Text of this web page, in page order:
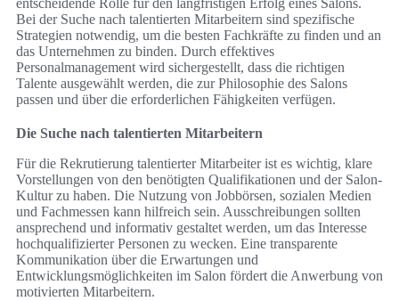
entscheidende Rolle für den langfristigen Erfolg eines Salons.
Bei der Suche nach talentierten Mitarbeitern sind spezifische
Strategien notwendig, um die besten Fachkräfte zu finden und an
das Unternehmen zu binden. Durch effektives
Personalmanagement wird sichergestellt, dass die richtigen
Talente ausgewählt werden, die zur Philosophie des Salons
passen und über die erforderlichen Fähigkeiten verfügen.
Die Suche nach talentierten Mitarbeitern
Für die Rekrutierung talentierter Mitarbeiter ist es wichtig, klare
Vorstellungen von den benötigten Qualifikationen und der Salon-
Kultur zu haben. Die Nutzung von Jobbörsen, sozialen Medien
und Fachmessen kann hilfreich sein. Ausschreibungen sollten
ansprechend und informativ gestaltet werden, um das Interesse
hochqualifizierter Personen zu wecken. Eine transparente
Kommunikation über die Erwartungen und
Entwicklungsmöglichkeiten im Salon fördert die Anwerbung von
motivierten Mitarbeitern.